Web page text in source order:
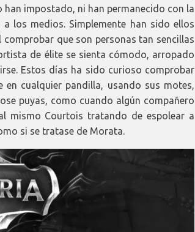
impostado, ni han permanecido con la
los medios. Simplemente han sido ellos
que son personas tan sencillas
de élite se sienta cómodo, arropado
Estos días ha sido curioso comprobar
cualquier pandilla, usando sus motes,
puyas, como cuando algún compañero
mismo Courtois tratando de espolear a
si se tratase de Morata.